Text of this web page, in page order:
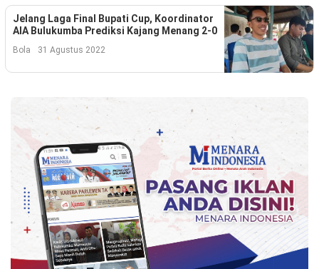
Copyright
2026
Menara
Indonesia
All
Right
Reserve
Jelang Laga Final Bupati Cup, Koordinator
AIA Bulukumba Prediksi Kajang Menang 2-0
Bola 31 Agustus 2022